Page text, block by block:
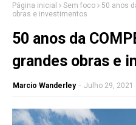
Página inicial Sem foco
50 anos
obras e investimentos
50 anos da
grandes obras e
Marcio Wanderley - Julho 29, 2021